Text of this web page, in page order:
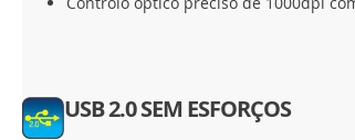
USB 2.0 SEM ESFORÇOS